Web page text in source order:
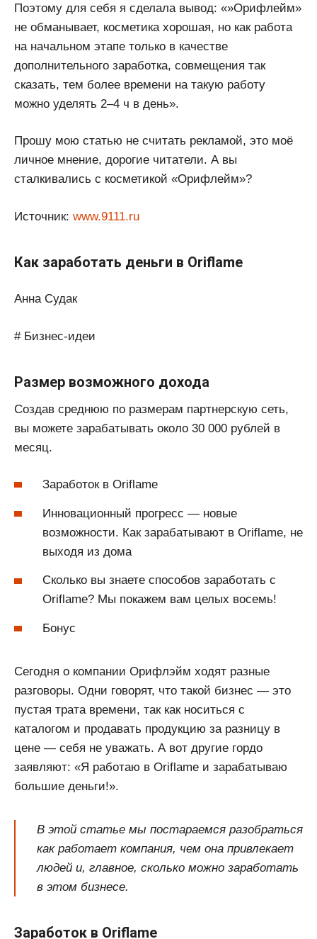
Поэтому для себя я сделала вывод: «»Орифлейм»
не обманывает, косметика хорошая, но как работа
на начальном этапе только в качестве
дополнительного заработка, совмещения так
сказать, тем более времени на такую работу
можно уделять 2–4 ч в день».
Прошу мою статью не считать рекламой, это моё
личное мнение, дорогие читатели. А вы
сталкивались с косметикой «Орифлейм»?
Источник: www.9111.ru
Как заработать деньги в Oriflame
Анна Судак
# Бизнес-идеи
Размер возможного дохода
Создав среднюю по размерам партнерскую сеть,
вы можете зарабатывать около 30 000 рублей в
месяц.
Заработок в Oriflame
Инновационный прогресс — новые
возможности. Как зарабатывают в Oriflame, не
выходя из дома
Сколько вы знаете способов заработать с
Oriflame? Мы покажем вам целых восемь!
Бонус
Сегодня о компании Орифлэйм ходят разные
разговоры. Одни говорят, что такой бизнес — это
пустая трата времени, так как носиться с
каталогом и продавать продукцию за разницу в
цене — себя не уважать. А вот другие гордо
заявляют: «Я работаю в Oriflame и зарабатываю
большие деньги!».
В этой статье мы постараемся разобраться
как работает компания, чем она привлекает
людей и, главное, сколько можно заработать
в этом бизнесе.
Заработок в Oriflame